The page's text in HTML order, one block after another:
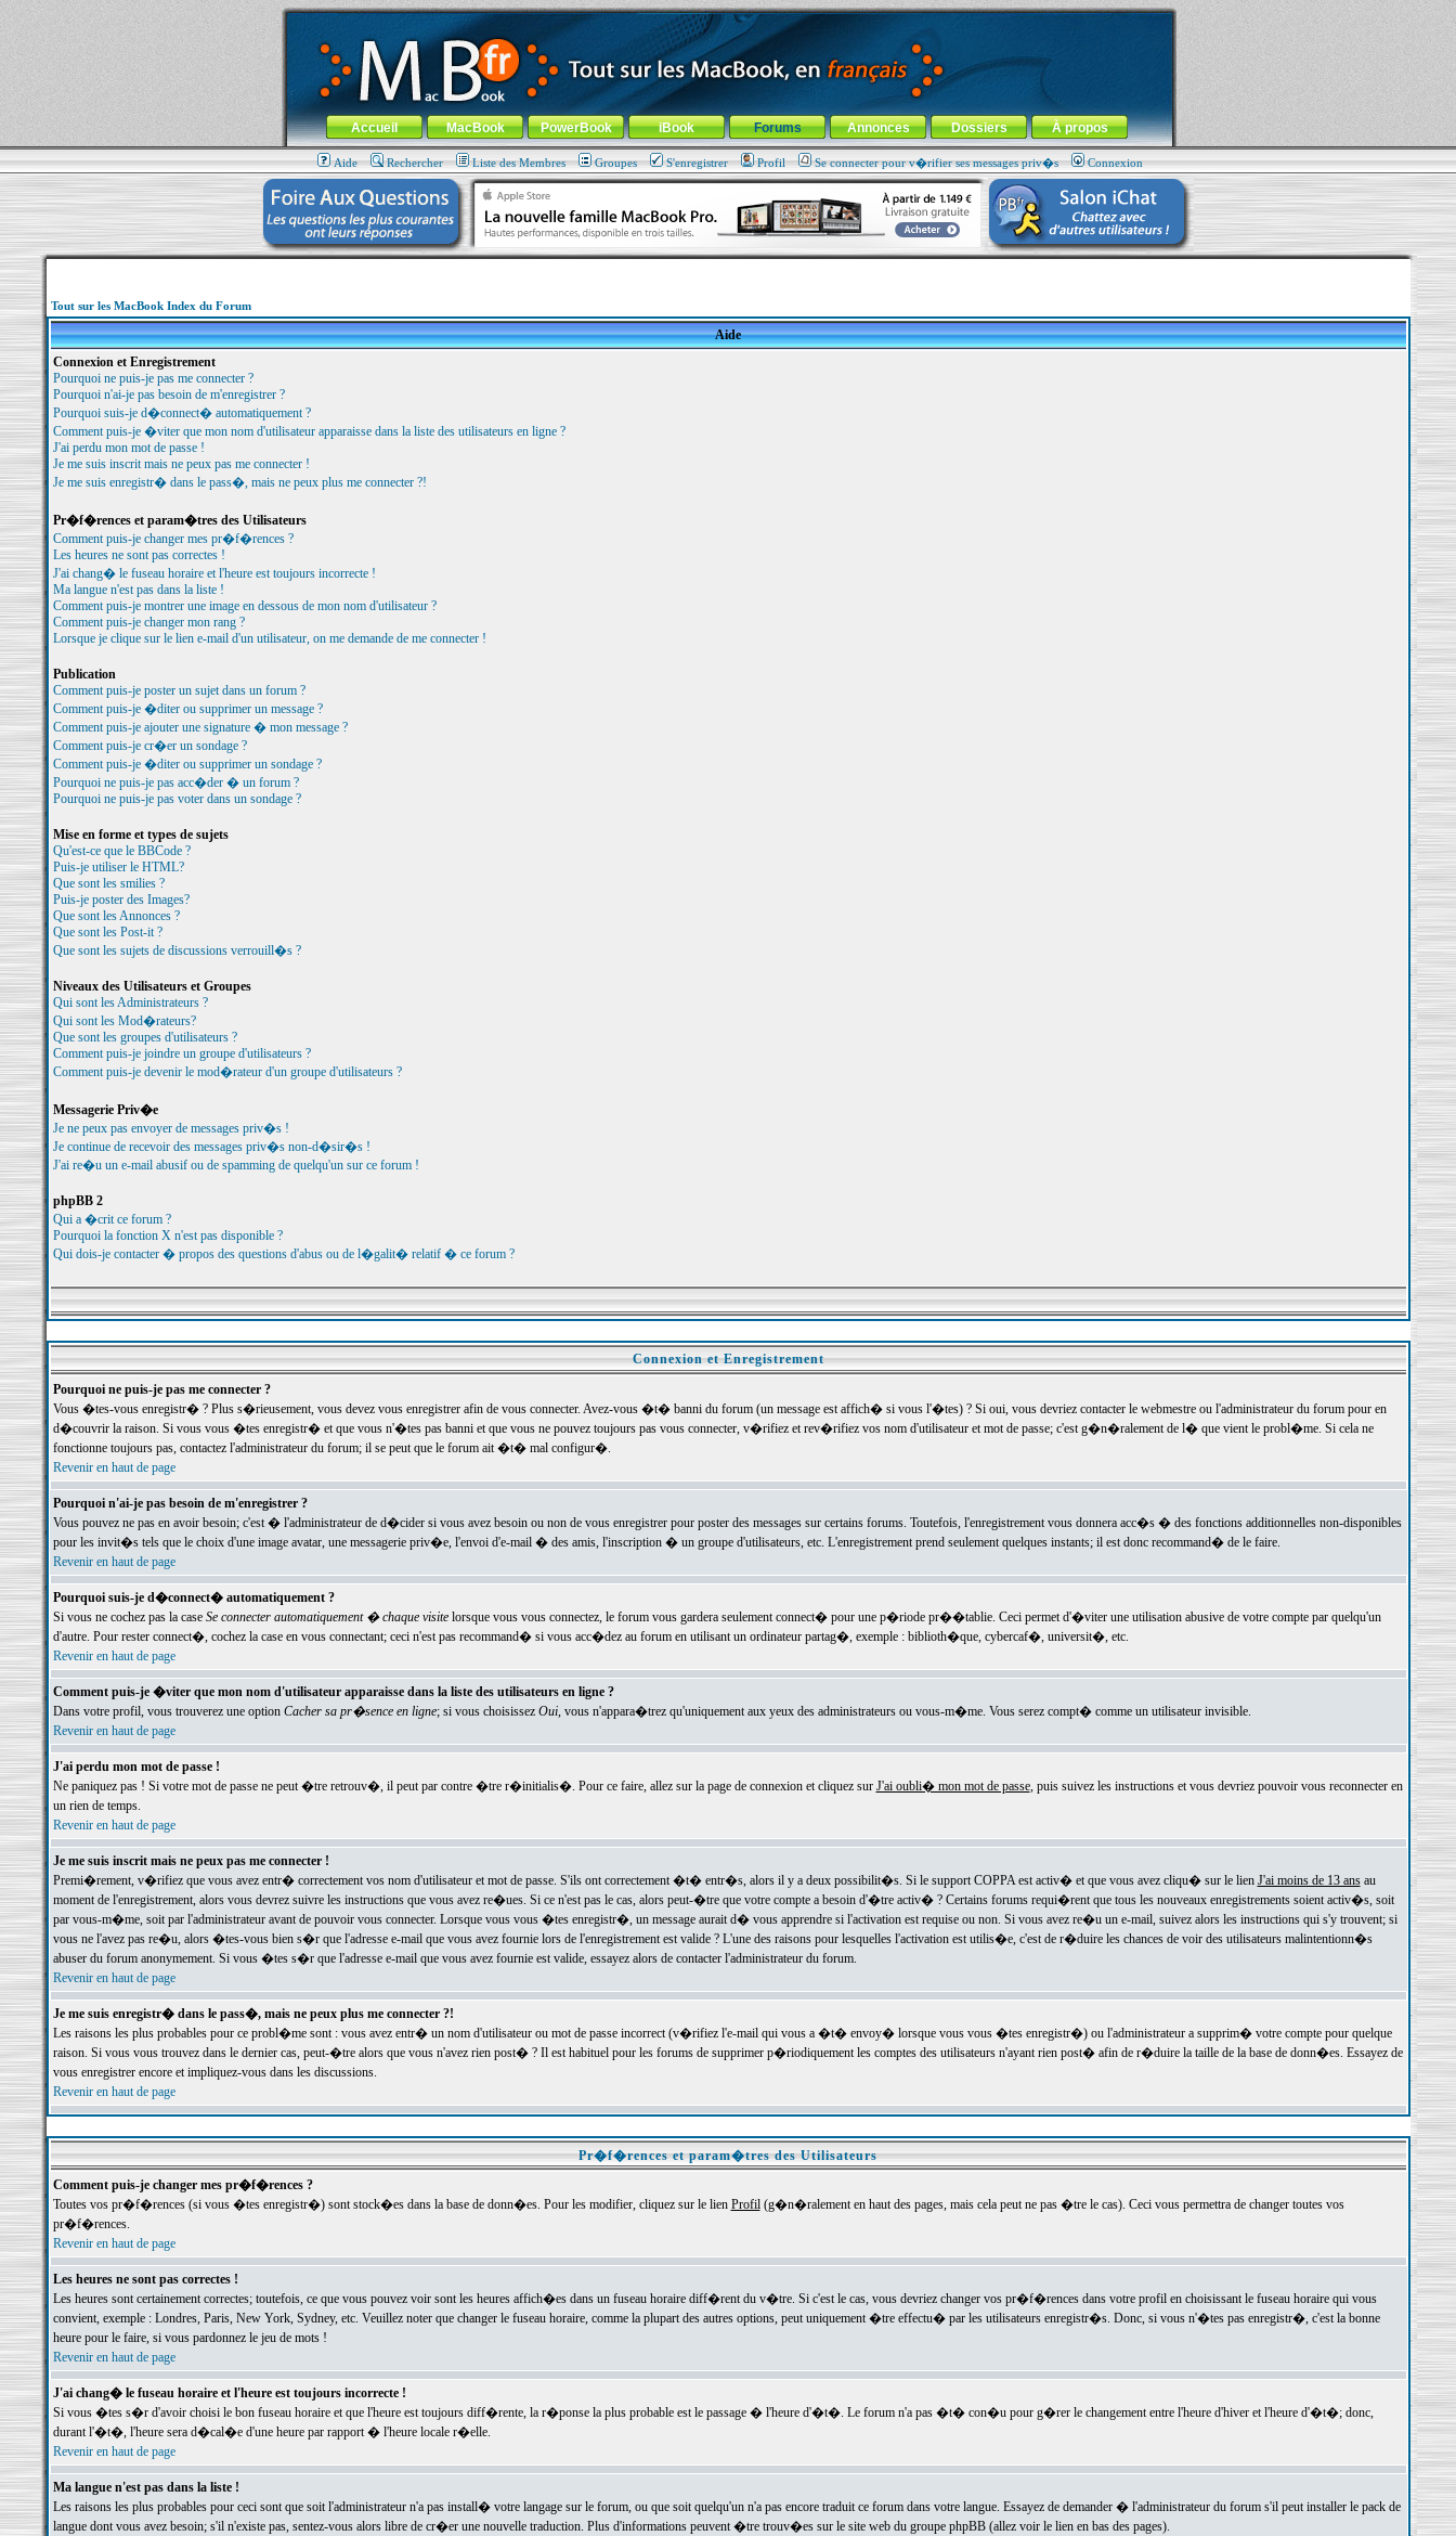
MacBook-fr.com : 100% Apple... 100% nomade !
Aller au contenu-Aller au menu général-Aller au menu de la rubrique
Menu général
Accueil MacBook PowerBook iBook Forums Annonces Dossiers À propos
Aide Rechercher Liste des Membres Groupes S'enregistrer Profil Se connecter pour v�rifier ses messages priv�s Connexion
Tout sur les MacBook Index du Forum
Aide
Connexion et Enregistrement
Pourquoi ne puis-je pas me connecter ?
Pourquoi n'ai-je pas besoin de m'enregistrer ?
Pourquoi suis-je d�connect� automatiquement ?
Comment puis-je �viter que mon nom d'utilisateur apparaisse dans la liste des utilisateurs en ligne ?
J'ai perdu mon mot de passe !
Je me suis inscrit mais ne peux pas me connecter !
Je me suis enregistr� dans le pass�, mais ne peux plus me connecter ?!
Pr�f�rences et param�tres des Utilisateurs
Comment puis-je changer mes pr�f�rences ?
Les heures ne sont pas correctes !
J'ai chang� le fuseau horaire et l'heure est toujours incorrecte !
Ma langue n'est pas dans la liste !
Comment puis-je montrer une image en dessous de mon nom d'utilisateur ?
Comment puis-je changer mon rang ?
Lorsque je clique sur le lien e-mail d'un utilisateur, on me demande de me connecter !
Publication
Comment puis-je poster un sujet dans un forum ?
Comment puis-je �diter ou supprimer un message ?
Comment puis-je ajouter une signature � mon message ?
Comment puis-je cr�er un sondage ?
Comment puis-je �diter ou supprimer un sondage ?
Pourquoi ne puis-je pas acc�der � un forum ?
Pourquoi ne puis-je pas voter dans un sondage ?
Mise en forme et types de sujets
Qu'est-ce que le BBCode ?
Puis-je utiliser le HTML?
Que sont les smilies ?
Puis-je poster des Images?
Que sont les Annonces ?
Que sont les Post-it ?
Que sont les sujets de discussions verrouill�s ?
Niveaux des Utilisateurs et Groupes
Qui sont les Administrateurs ?
Qui sont les Mod�rateurs?
Que sont les groupes d'utilisateurs ?
Comment puis-je joindre un groupe d'utilisateurs ?
Comment puis-je devenir le mod�rateur d'un groupe d'utilisateurs ?
Messagerie Priv�e
Je ne peux pas envoyer de messages priv�s !
Je continue de recevoir des messages priv�s non-d�sir�s !
J'ai re�u un e-mail abusif ou de spamming de quelqu'un sur ce forum !
phpBB 2
Qui a �crit ce forum ?
Pourquoi la fonction X n'est pas disponible ?
Qui dois-je contacter � propos des questions d'abus ou de l�galit� relatif � ce forum ?
Connexion et Enregistrement
Pourquoi ne puis-je pas me connecter ?
Vous �tes-vous enregistr� ? Plus s�rieusement, vous devez vous enregistrer afin de vous connecter. Avez-vous �t� banni du forum (un message est affich� si vous l'�tes) ? Si oui, vous devriez contacter le webmestre ou l'administrateur du forum pour en
d�couvrir la raison. Si vous vous �tes enregistr� et que vous n'�tes pas banni et que vous ne pouvez toujours pas vous connecter, v�rifiez et rev�rifiez vos nom d'utilisateur et mot de passe; c'est g�n�ralement de l� que vient le probl�me. Si cela ne
fonctionne toujours pas, contactez l'administrateur du forum; il se peut que le forum ait �t� mal configur�.
Revenir en haut de page
Pourquoi n'ai-je pas besoin de m'enregistrer ?
Vous pouvez ne pas en avoir besoin; c'est � l'administrateur de d�cider si vous avez besoin ou non de vous enregistrer pour poster des messages sur certains forums. Toutefois, l'enregistrement vous donnera acc�s � des fonctions additionnelles non-disponibles
pour les invit�s tels que le choix d'une image avatar, une messagerie priv�e, l'envoi d'e-mail � des amis, l'inscription � un groupe d'utilisateurs, etc. L'enregistrement prend seulement quelques instants; il est donc recommand� de le faire.
Revenir en haut de page
Pourquoi suis-je d�connect� automatiquement ?
Si vous ne cochez pas la case Se connecter automatiquement � chaque visitelorsque vous vous connectez, le forum vous gardera seulement connect� pour une p�riode pr��tablie. Ceci permet d'�viter une utilisation abusive de votre compte par quelqu'un
d'autre. Pour rester connect�, cochez la case en vous connectant; ceci n'est pas recommand� si vous acc�dez au forum en utilisant un ordinateur partag�, exemple : biblioth�que, cybercaf�, universit�, etc.
Revenir en haut de page
Comment puis-je �viter que mon nom d'utilisateur apparaisse dans la liste des utilisateurs en ligne ?
Dans votre profil, vous trouverez une option Cacher sa pr�sence en ligne; si vous choisissez Oui, vous n'appara�trez qu'uniquement aux yeux des administrateurs ou vous-m�me. Vous serez compt� comme un utilisateur invisible.
Revenir en haut de page
J'ai perdu mon mot de passe !
Ne paniquez pas ! Si votre mot de passe ne peut �tre retrouv�, il peut par contre �tre r�initialis�. Pour ce faire, allez sur la page de connexion et cliquez sur J'ai oubli� mon mot de passe, puis suivez les instructions et vous devriez pouvoir vous reconnecter en
un rien de temps.
Revenir en haut de page
Je me suis inscrit mais ne peux pas me connecter !
Premi�rement, v�rifiez que vous avez entr� correctement vos nom d'utilisateur et mot de passe. S'ils ont correctement �t� entr�s, alors il y a deux possibilit�s. Si le support COPPA est activ� et que vous avez cliqu� sur le lien J'ai moins de 13 ansau
moment de l'enregistrement, alors vous devrez suivre les instructions que vous avez re�ues. Si ce n'est pas le cas, alors peut-�tre que votre compte a besoin d'�tre activ� ? Certains forums requi�rent que tous les nouveaux enregistrements soient activ�s, soit
par vous-m�me, soit par l'administrateur avant de pouvoir vous connecter. Lorsque vous vous �tes enregistr�, un message aurait d� vous apprendre si l'activation est requise ou non. Si vous avez re�u un e-mail, suivez alors les instructions qui s'y trouvent; si
vous ne l'avez pas re�u, alors �tes-vous bien s�r que l'adresse e-mail que vous avez fournie lors de l'enregistrement est valide ? L'une des raisons pour lesquelles l'activation est utilis�e, c'est de r�duire les chances de voir des utilisateurs malintentionn�s
abuser du forum anonymement. Si vous �tes s�r que l'adresse e-mail que vous avez fournie est valide, essayez alors de contacter l'administrateur du forum.
Revenir en haut de page
Je me suis enregistr� dans le pass�, mais ne peux plus me connecter ?!
Les raisons les plus probables pour ce probl�me sont : vous avez entr� un nom d'utilisateur ou mot de passe incorrect (v�rifiez l'e-mail qui vous a �t� envoy� lorsque vous vous �tes enregistr�) ou l'administrateur a supprim� votre compte pour quelque
raison. Si vous vous trouvez dans le dernier cas, peut-�tre alors que vous n'avez rien post� ? Il est habituel pour les forums de supprimer p�riodiquement les comptes des utilisateurs n'ayant rien post� afin de r�duire la taille de la base de donn�es. Essayez de
vous enregistrer encore et impliquez-vous dans les discussions.
Revenir en haut de page
Pr�f�rences et param�tres des Utilisateurs
Comment puis-je changer mes pr�f�rences ?
Toutes vos pr�f�rences (si vous �tes enregistr�) sont stock�es dans la base de donn�es. Pour les modifier, cliquez sur le lien Profil(g�n�ralement en haut des pages, mais cela peut ne pas �tre le cas). Ceci vous permettra de changer toutes vos
pr�f�rences.
Revenir en haut de page
Les heures ne sont pas correctes !
Les heures sont certainement correctes; toutefois, ce que vous pouvez voir sont les heures affich�es dans un fuseau horaire diff�rent du v�tre. Si c'est le cas, vous devriez changer vos pr�f�rences dans votre profil en choisissant le fuseau horaire qui vous
convient, exemple : Londres, Paris, New York, Sydney, etc. Veuillez noter que changer le fuseau horaire, comme la plupart des autres options, peut uniquement �tre effectu� par les utilisateurs enregistr�s. Donc, si vous n'�tes pas enregistr�, c'est la bonne
heure pour le faire, si vous pardonnez le jeu de mots !
Revenir en haut de page
J'ai chang� le fuseau horaire et l'heure est toujours incorrecte !
Si vous �tes s�r d'avoir choisi le bon fuseau horaire et que l'heure est toujours diff�rente, la r�ponse la plus probable est le passage � l'heure d'�t�. Le forum n'a pas �t� con�u pour g�rer le changement entre l'heure d'hiver et l'heure d'�t�; donc,
durant l'�t�, l'heure sera d�cal�e d'une heure par rapport � l'heure locale r�elle.
Revenir en haut de page
Ma langue n'est pas dans la liste !
Les raisons les plus probables pour ceci sont que soit l'administrateur n'a pas install� votre langage sur le forum, ou que soit quelqu'un n'a pas encore traduit ce forum dans votre langue. Essayez de demander � l'administrateur du forum s'il peut installer le pack de
langue dont vous avez besoin; s'il n'existe pas, sentez-vous alors libre de cr�er une nouvelle traduction. Plus d'informations peuvent �tre trouv�es sur le site web du groupe phpBB (allez voir le lien en bas des pages).